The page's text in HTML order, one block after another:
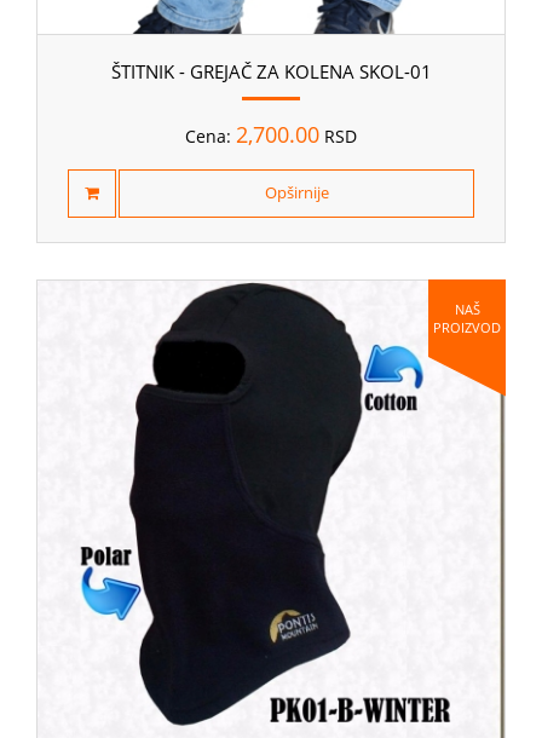
ŠTITNIK - GREJAČ ZA KOLENA SKOL-01
Cena: 2,700.00 RSD
Opširnije
NAŠ
PROIZVOD